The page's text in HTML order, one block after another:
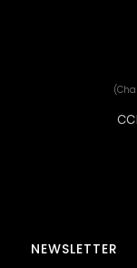
NEWSLETTER